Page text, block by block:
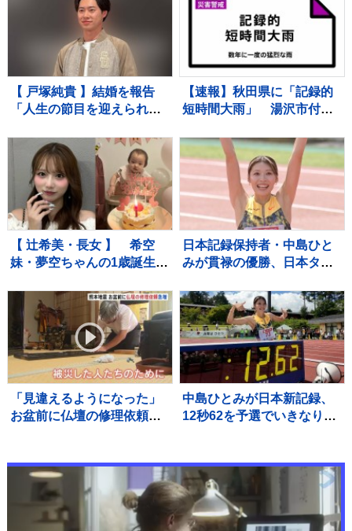
を大家族が1週間ガチ比較！
【それスタ】
グ】
【 戸塚純貴 】結婚を報告
「人生の節目を迎えられる
ます」「さらなる飛躍を目
指して」精進誓う
【速報】秋田県に「記録的
短時間大雨」 湯沢市付近
な雨 災害警戒 9日13:49時
点
【 辻希美・長女 】 希空
妹・夢空ちゃんの1歳誕生日
愛くて見るだけで癒されて
るよ」 「姉妹で沢山お出か
けしたりしようね」
日本記録保持者・中島ひと
みが貫禄の優勝、日本タイ
を制す 予選で12秒62の日
本新をマーク【陸上・富士
北麓ワールドトライアル】
「見違えるようになった」
お盆前に仏壇の修理依頼が
中島ひとみが日本新記録、
12秒62を予選でいきなりマ
麓ワールドトライアル】